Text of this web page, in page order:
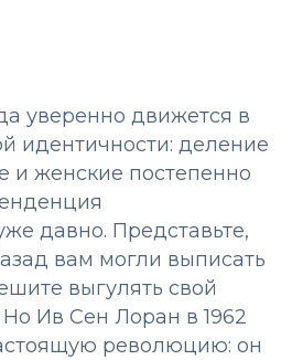
уверенно движется в
идентичности: деление
и женские постепенно
давно. Представьте,
вам могли выписать
выгулять свой
Ив Сен Лоран в 1962
революцию: он